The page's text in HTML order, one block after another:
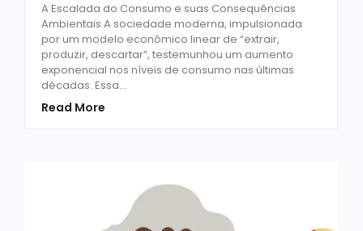
A Escalada do Consumo e suas Consequências
Ambientais A sociedade moderna, impulsionada
por um modelo econômico linear de “extrair,
produzir, descartar”, testemunhou um aumento
exponencial nos níveis de consumo nas últimas
décadas. Essa...
Read More